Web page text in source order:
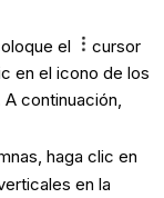
el
cursor
en el icono de los
continuación,
haga clic en
en la